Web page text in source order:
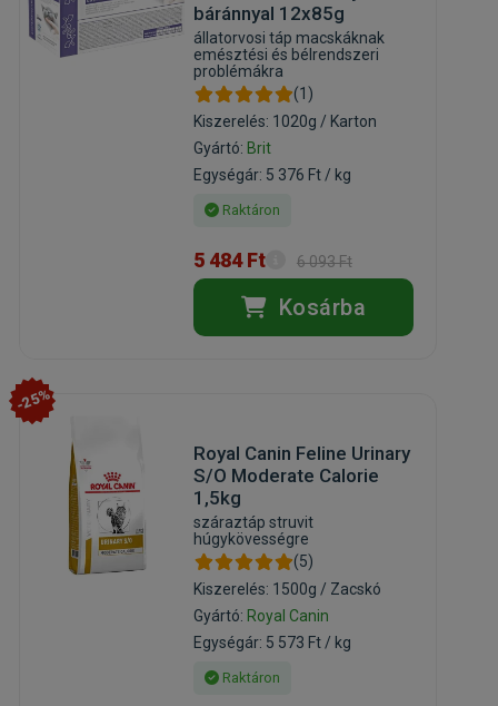
báránnyal 12x85g
állatorvosi táp macskáknak
emésztési és bélrendszeri
problémákra
(1)
Kiszerelés: 1020g / Karton
Gyártó: Brit
Egységár: 5 376 Ft / kg
Raktáron
5 484 Ft 6 093 Ft
Kosárba
-25%
Royal Canin Feline Urinary
S/O Moderate Calorie
1,5kg
száraztáp struvit
húgykövességre
(5)
Kiszerelés: 1500g / Zacskó
Gyártó: Royal Canin
Egységár: 5 573 Ft / kg
Raktáron